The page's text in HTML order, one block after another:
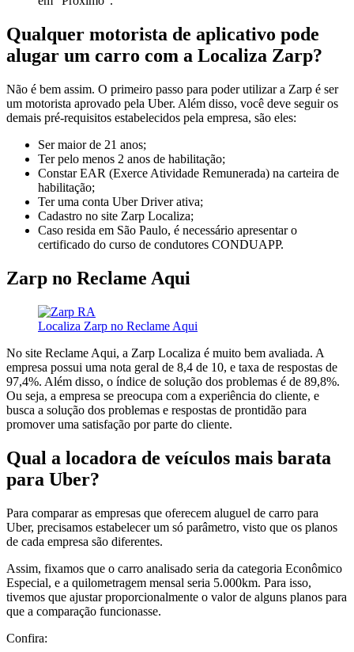
Qualquer motorista de aplicativo pode
alugar um carro com a Localiza Zarp?
Não é bem assim. O primeiro passo para poder utilizar a Zarp é ser
um motorista aprovado pela Uber. Além disso, você deve seguir os
demais pré-requisitos estabelecidos pela empresa, são eles:
Ser maior de 21 anos;
Ter pelo menos 2 anos de habilitação;
Constar EAR (Exerce Atividade Remunerada) na carteira de
habilitação;
Ter uma conta Uber Driver ativa;
Cadastro no site Zarp Localiza;
Caso resida em São Paulo, é necessário apresentar o
certificado do curso de condutores CONDUAPP.
Zarp no Reclame Aqui
Localiza Zarp no Reclame Aqui
No site Reclame Aqui, a Zarp Localiza é muito bem avaliada. A
empresa possui uma nota geral de 8,4 de 10, e taxa de respostas de
97,4%. Além disso, o índice de solução dos problemas é de 89,8%.
Ou seja, a empresa se preocupa com a experiência do cliente, e
busca a solução dos problemas e respostas de prontidão para
promover uma satisfação por parte do cliente.
Qual a locadora de veículos mais barata
para Uber?
Para comparar as empresas que oferecem aluguel de carro para
Uber, precisamos estabelecer um só parâmetro, visto que os planos
de cada empresa são diferentes.
Assim, fixamos que o carro analisado seria da categoria Econômico
Especial, e a quilometragem mensal seria 5.000km. Para isso,
tivemos que ajustar proporcionalmente o valor de alguns planos para
que a comparação funcionasse.
Confira: